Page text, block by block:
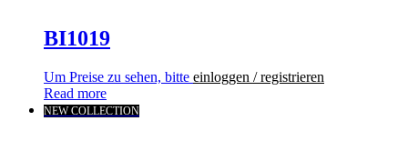
BI1019
Um Preise zu sehen, bitte einloggen / registrieren
Read more
NEW COLLECTION